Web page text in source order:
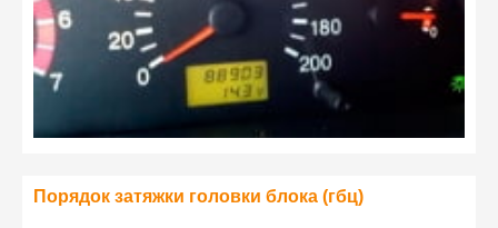
Порядок затяжки головки блока (гбц)